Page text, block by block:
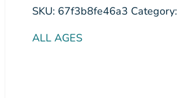
SKU: 67f3b8fe46a3 Category:
ALL AGES